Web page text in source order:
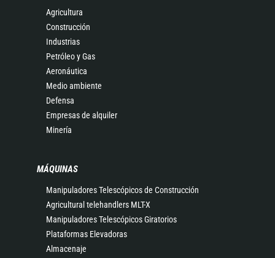
Agricultura
Construcción
Industrias
Petróleo y Gas
Aeronáutica
Medio ambiente
Defensa
Empresas de alquiler
Minería
MÁQUINAS
Manipuladores Telescópicos de Construcción
Agricultural telehandlers MLT-X
Manipuladores Telescópicos Giratorios
Plataformas Elevadoras
Almacenaje